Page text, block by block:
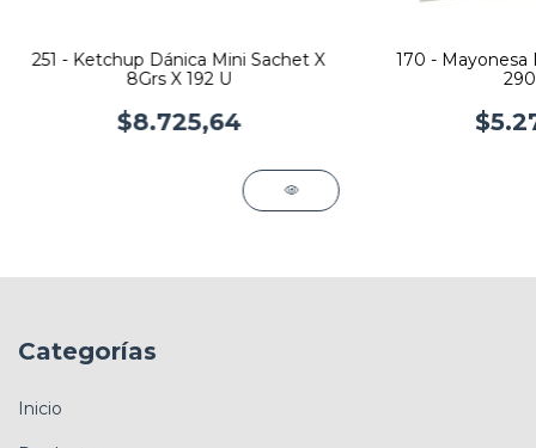
251 - Ketchup Dánica Mini Sachet X
8Grs X 192 U
$8.725,64
170 - Mayonesa
Categorías
Inicio